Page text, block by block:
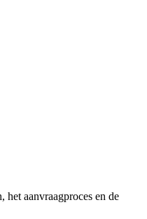
aanvraagproces en de